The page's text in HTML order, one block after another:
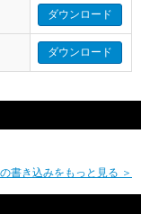
ダウンロード
ダウンロード
書き込みをもっと見る ＞